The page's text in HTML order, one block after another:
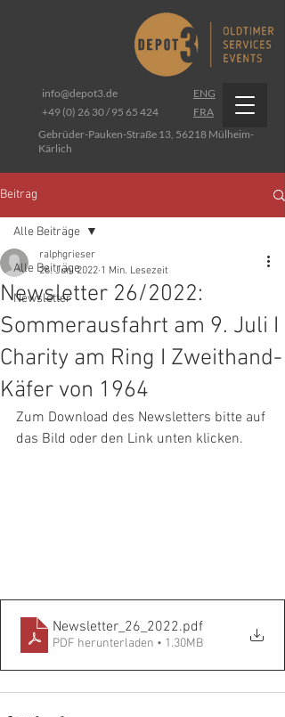
+49 (0) 26 30 / 95 65 424
info@depot3.de
ENG
FRA
Gebrüder-Pauken-Straße 13, 56218 Mülheim-
Kärlich
Beitrag
Alle Beiträge
Newsletter
Alle Beiträge
Newsletter 26/2022:
Sommerausfahrt am 9. Juli I
Charity am Ring I Zweithand-
Käfer von 1964
ralphgrieser
26. Juni 2022 1 Min. Lesezeit
Zum Download des Newsletters bitte auf
das Bild oder den Link unten klicken.
Newsletter_26_2022.pdf
PDF herunterladen • 1.30MB